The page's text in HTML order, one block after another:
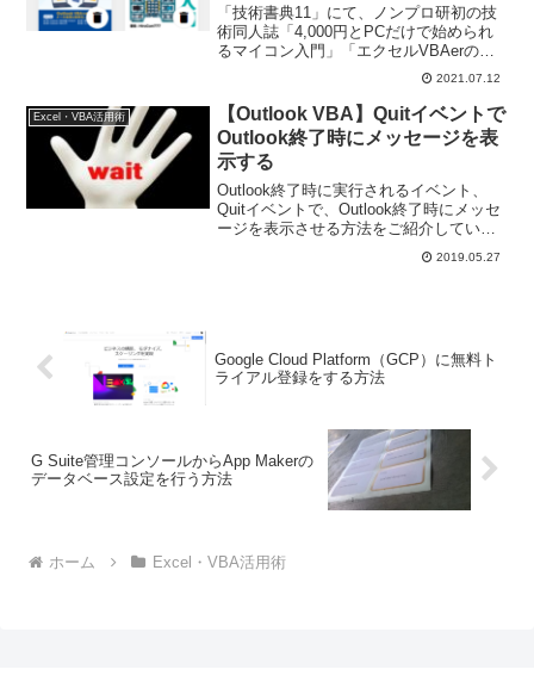
「技術書典11」にて、ノンプロ研初の技
術同人誌「4,000円とPCだけで始められ
るマイコン入門」「エクセルVBAerのた
めのOutlook VBA入門」の2冊販売するこ
とができました！今回は、これら書籍の
紹介とその経緯についてお伝えします。
2021.07.12
Excel・VBA活用術
【Outlook VBA】Quitイベントで
Outlook終了時にメッセージを表
示する
Outlook終了時に実行されるイベント、
Quitイベントで、Outlook終了時にメッセ
ージを表示させる方法をご紹介していま
す。返信が必要なメールは専用のフォル
ダに入れておいて、このイベントを使え
2019.05.27
Google Cloud Platform（GCP）に無料ト
ライアル登録をする方法
G Suite管理コンソールからApp Makerの
データベース設定を行う方法
ホーム Excel・VBA活用術